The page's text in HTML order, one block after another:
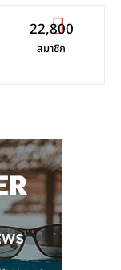
22,800
สมาชิก